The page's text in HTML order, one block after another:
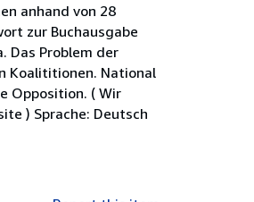
anhand von 28
zur Buchausgabe
Das Problem der
Koalititionen. National
Opposition. ( Wir
) Sprache: Deutsch